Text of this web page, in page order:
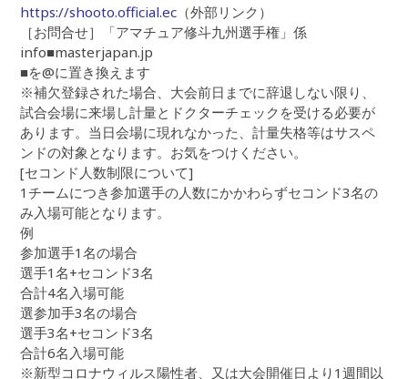
https://shooto.official.ec （外部リンク）
［お問合せ］「アマチュア修斗九州選手権」係
info■masterjapan.jp
■を@に置き換えます
※補欠登録された場合、大会前日までに辞退しない限り、
試合会場に来場し計量とドクターチェックを受ける必要が
あります。当日会場に現れなかった、計量失格等はサスペ
ンドの対象となります。お気をつけください。
[セコンド人数制限について]
1チームにつき参加選手の人数にかかわらずセコンド3名の
み入場可能となります。
例
参加選手1名の場合
選手1名+セコンド3名
合計4名入場可能
選参加手3名の場合
選手3名+セコンド3名
合計6名入場可能
※新型コロナウィルス陽性者、又は大会開催日より1週間以